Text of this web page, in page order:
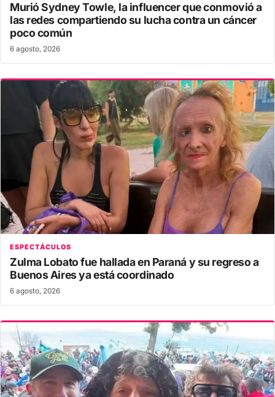
Murió Sydney Towle, la influencer que conmovió a
las redes compartiendo su lucha contra un cáncer
poco común
6 agosto, 2026
ESPECTÁCULOS
Zulma Lobato fue hallada en Paraná y su regreso a
Buenos Aires ya está coordinado
6 agosto, 2026